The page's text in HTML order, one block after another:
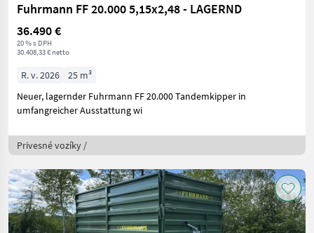
Fuhrmann FF 20.000 5,15x2,48 - LAGERND
36.490 €
20 % s DPH
30.408,33 € netto
R. v. 2026
25 m³
Neuer, lagernder Fuhrmann FF 20.000 Tandemkipper in
umfangreicher Ausstattung wi
Privesné vozíky /